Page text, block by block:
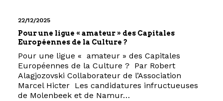
22/12/2025
Pour une ligue « amateur » des Capitales
Européennes de la Culture ?
Pour une ligue « amateur » des Capitales
Européennes de la Culture ? Par Robert
Alagjozovski Collaborateur de l’Association
Marcel Hicter Les candidatures infructueuses
de Molenbeek et de Namur…